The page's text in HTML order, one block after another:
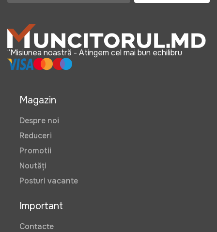
“Misiunea noastră - Atingem cel mai bun echilibru
Magazin
Despre noi
Reduceri
Promotii
Noutăți
Posturi vacante
Important
Contacte